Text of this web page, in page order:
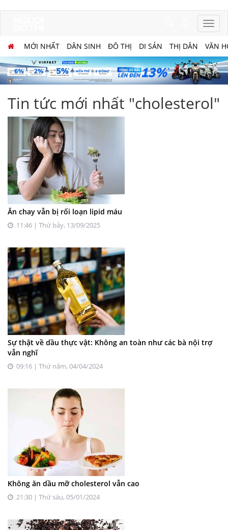
MỚI NHẤT DÂN SINH ĐÔ THỊ DI SẢN THỊ DÂN VĂN
Tin tức mới nhất "cholesterol"
Ăn chay vẫn bị rối loạn lipid máu
11:46 | Thứ bảy, 13/09/2025
Sự thật về dầu thực vật: Không an toàn như các bà nội trợ
vẫn nghĩ
09:16 | Thứ năm, 04/04/2024
Không ăn dầu mỡ cholesterol vẫn cao
21:30 | Thứ sáu, 05/01/2024